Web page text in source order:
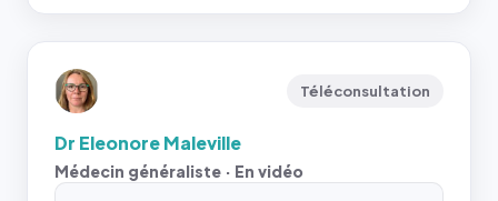
Téléconsultation
Dr Eleonore Maleville
Médecin généraliste · En vidéo